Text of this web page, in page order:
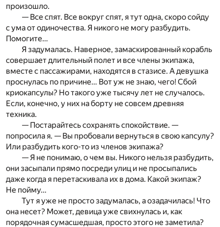
произошло.
— Все спят. Все вокруг спят, я тут одна, скоро сойду
с ума от одиночества. Я никого не могу разбудить.
Помогите…
Я задумалась. Наверное, замаскированный корабль
совершает длительный полет и все члены экипажа,
вместе с пассажирами, находятся в стазисе. А девушка
проснулась по причине… Вот уж не знаю, чего! Сбой
криокапсулы? Но такого уже тысячу лет не случалось.
Если, конечно, у них на борту не совсем древняя
техника.
— Постарайтесь сохранять спокойствие. —
попросила я. — Вы пробовали вернуться в свою капсулу?
Или разбудить кого-то из членов экипажа?
— Я не понимаю, о чем вы. Никого нельзя разбудить,
они засыпали прямо посреди улиц и не просыпались
даже когда я перетаскивала их в дома. Какой экипаж?
Не пойму…
Тут я уже не просто задумалась, а озадачилась! Что
она несет? Может, девица уже свихнулась и, как
порядочная сумасшедшая, просто этого не заметила?